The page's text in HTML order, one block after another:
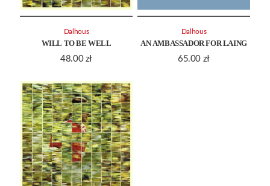
WILL TO BE WELL
48.00 zł
Dalhous
AN AMBASSADOR FOR LAING
65.00 zł
Dalhous